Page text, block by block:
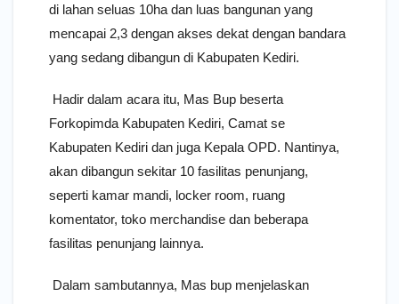
di lahan seluas 10ha dan luas bangunan yang
mencapai 2,3 dengan akses dekat dengan bandara
yang sedang dibangun di Kabupaten Kediri.
Hadir dalam acara itu, Mas Bup beserta
Forkopimda Kabupaten Kediri, Camat se
Kabupaten Kediri dan juga Kepala OPD. Nantinya,
akan dibangun sekitar 10 fasilitas penunjang,
seperti kamar mandi, locker room, ruang
komentator, toko merchandise dan beberapa
fasilitas penunjang lainnya.
Dalam sambutannya, Mas bup menjelaskan